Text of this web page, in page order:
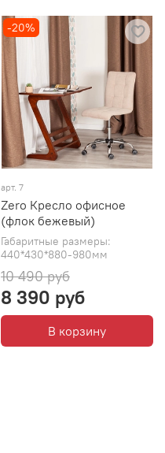
-20%
арт. 7
Zero Кресло офисное
(флок бежевый)
Габаритные размеры:
440*430*880-980мм
10 490 руб
8 390 руб
В корзину